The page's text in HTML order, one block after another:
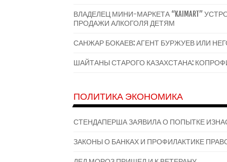
ВЛАДЕЛЕЦ МИНИ-МАРКЕТА “KAIMART”
ПРОДАЖИ АЛКОГОЛЯ ДЕТЯМ
САНЖАР БОКАЕВ: АГЕНТ БУРЖУЕВ ИЛИ
ШАЙТАНЫ СТАРОГО КАЗАХСТАНА:
ПОЛИТИКА ЭКОНОМИКА
СТЕНДАПЕРША ЗАЯВИЛА О ПОПЫТКЕ
ЗАКОНЫ О БАНКАХ И ПРОФИЛАКТИКЕ